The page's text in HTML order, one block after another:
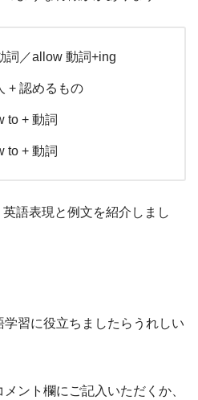
詞／allow 動詞+ing
+ 認めるもの
to + 動詞
to + 動詞
語表現と例文を紹介しまし
習に役立ちましたらうれしい
ント欄にご記入いただくか、